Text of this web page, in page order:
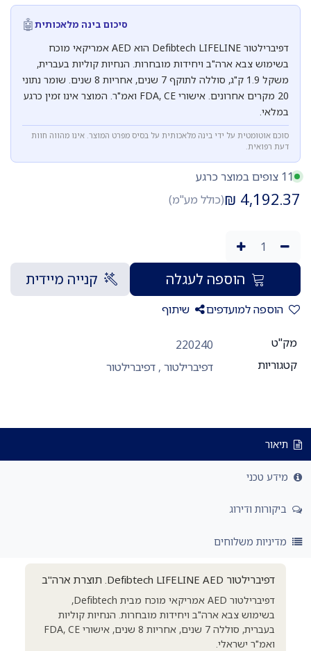
סיכום בינה מלאכותית🤖
דפיברילטור Defibtech LIFELINE הוא AED אמריקאי מוכח
בשימוש צבא ארה"ב ויחידות מובחרות. הנחיות קוליות בעברית,
משקל 1.9 ק"ג, סוללה לתוקף 7 שנים, אחריות 8 שנים. שומר נתוני
20 מקרים אחרונים. אישורי FDA, CE ואמ"ר. המוצר אינו זמין כרגע
במלאי.
סוכם אוטומטית על ידי בינה מלאכותית על בסיס מפרט המוצר. אינו מהווה חוות
דעת רפואית.
11 צופים במוצר כרגע
4,192.37
₪(כולל מע"מ)
הוספה לעגלה קנייה מיידית
הוספה למועדפים שיתוף
מק"ט
220240
קטגוריות
דפיברילטור, דפיברילטור
תיאור
מידע טכני
ביקורות ודירוג
מדיניות משלוחים
דפיברילטור Defibtech LIFELINE AED. תוצרת ארה"ב
דפיברילטור AED אמריקאי מוכח מבית Defibtech,
בשימוש צבא ארה"ב ויחידות מובחרות. הנחיות קוליות
בעברית, סוללה 7 שנים, אחריות 8 שנים, אישורי FDA, CE
ואמ"ר ישראלי.